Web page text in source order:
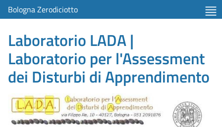
Bologna Zerodiciotto
Laboratorio LADA |
Laboratorio per l'Assessment
dei Disturbi di Apprendimento